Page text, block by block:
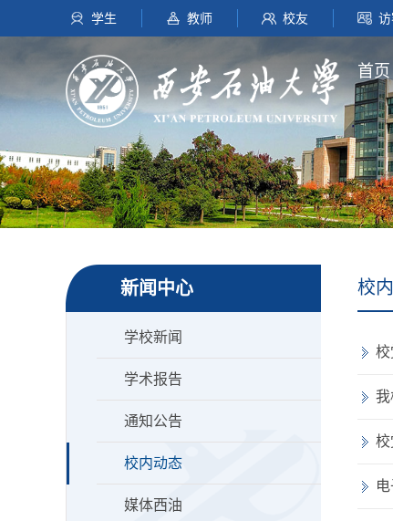
学生 教师 校友
首页
新闻中心
学校新闻
学术报告
通知公告
校内动态
媒体西油
校
校
我
校